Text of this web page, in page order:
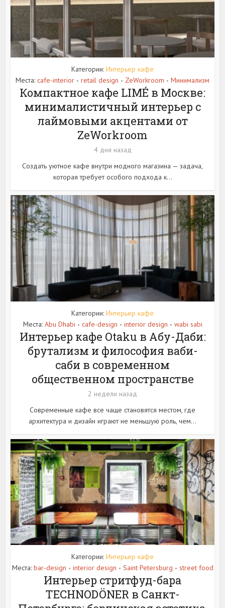
Категории: Интерьер кафе
Места: cafe-interior • retail design • ZeWorkroom • Минимализм
Компактное кафе LIMÉ в Москве:
минималистичный интерьер с
лаймовыми акцентами от
ZeWorkroom
4 дня назад
Создать уютное кафе внутри модного магазина — задача,
которая требует особого подхода к...
Категории: Интерьер кафе
Места: Abu Dhabi • cafe-design • interior design • wabi sabi
Интерьер кафе Otaku в Абу-Даби:
брутализм и философия ваби-
саби в современном
общественном пространстве
2 недели назад
Современные кафе все чаще становятся местом, где
архитектура и дизайн играют не меньшую роль, чем...
Категории: Интерьер кафе
Места: bar-design • interior design • Saint Petersburg • street food
Интерьер стритфуд-бара
TECHNODÖNER в Санкт-